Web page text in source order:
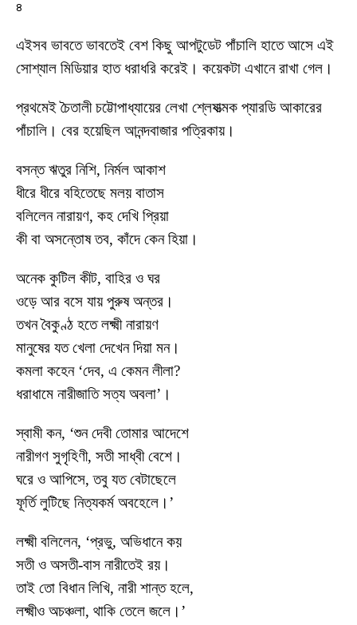
৪
এইসব ভাবতে ভাবতেই বেশ কিছু আপটুডেট পাঁচালি হাতে আসে এই
সোশ্যাল মিডিয়ার হাত ধরাধরি করেই। কয়েকটা এখানে রাখা গেল।
প্রথমেই চৈতালী চট্টোপাধ্যায়ের লেখা শ্লেষাত্মক প্যারডি আকারের
পাঁচালি। বের হয়েছিল আনন্দবাজার পত্রিকায়।
বসন্ত ঋতুর নিশি, নির্মল আকাশ
ধীরে ধীরে বহিতেছে মলয় বাতাস
বলিলেন নারায়ণ, কহ দেখি প্রিয়া
কী বা অসন্তোষ তব, কাঁদে কেন হিয়া।
অনেক কুটিল কীট, বাহির ও ঘর
ওড়ে আর বসে যায় পুরুষ অন্তর।
তখন বৈকুণ্ঠ হতে লক্ষ্মী নারায়ণ
মানুষের যত খেলা দেখেন দিয়া মন।
কমলা কহেন ‘দেব, এ কেমন লীলা?
ধরাধামে নারীজাতি সত্য অবলা’।
স্বামী কন, ‘শুন দেবী তোমার আদেশে
নারীগণ সুগৃহিণী, সতী সাধ্বী বেশে।
ঘরে ও আপিসে, তবু যত বেটাছেলে
ফূর্তি লুটিছে নিত্যকর্ম অবহেলে।’
লক্ষ্মী বলিলেন, ‘প্রভু, অভিধানে কয়
সতী ও অসতী-বাস নারীতেই রয়।
তাই তো বিধান লিখি, নারী শান্ত হলে,
লক্ষ্মীও অচঞ্চলা, থাকি তেলে জলে।’